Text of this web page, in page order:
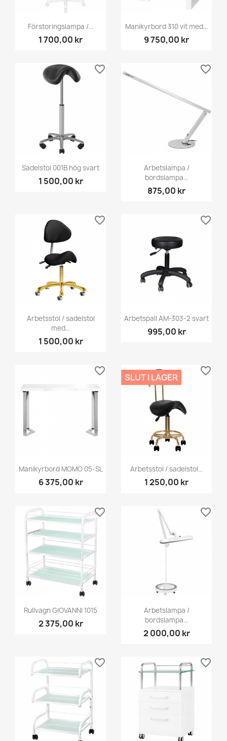
Förstoringslampa /...
1 700,00 kr
Manikyrbord 310 vit med...
9 750,00 kr
Sadelstol 001B hög svart
1 500,00 kr
favorite_border
Arbetslampa /
bordslampa...
875,00 kr
favorite_border
Arbetsstol / sadelstol
med...
1 500,00 kr
favorite_border
Arbetspall AM-303-2 svart
995,00 kr
favorite_border
Manikyrbord MOMO 05-SL
6 375,00 kr
favorite_border
Arbetsstol / sadelstol...
1 250,00 kr
SLUT I LAGER
favorite_border
Rullvagn GIOVANNI 1015
2 375,00 kr
favorite_border
Arbetslampa /
bordslampa...
2 000,00 kr
favorite_border
favorite_border favorite_border